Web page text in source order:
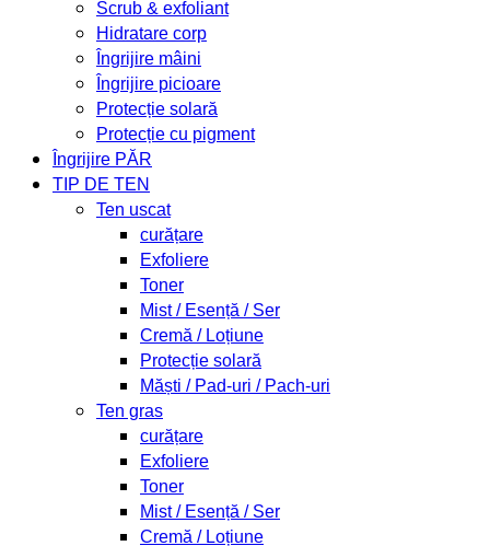
Scrub & exfoliant
Hidratare corp
Îngrijire mâini
Îngrijire picioare
Protecție solară
Protecție cu pigment
Îngrijire PĂR
TIP DE TEN
Ten uscat
curățare
Exfoliere
Toner
Mist / Esență / Ser
Cremă / Loțiune
Protecție solară
Măști / Pad-uri / Pach-uri
Ten gras
curățare
Exfoliere
Toner
Mist / Esență / Ser
Cremă / Loțiune